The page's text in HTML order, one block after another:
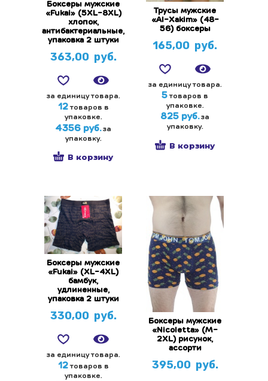
Боксеры мужские
«Fukai» (5XL-8XL)
хлопок,
антибактериальные,
упаковка 2 штуки
363,00 руб.
за единицу товара.
12товаров в
упаковке.
4356 руб.за
упаковку.
В корзину
Трусы мужские
«Al-Xakim» (48-
56) боксеры
165,00 руб.
за единицу товара.
5товаров в
упаковке.
825 руб.за
упаковку.
В корзину
Боксеры мужские
«Fukai» (XL-4XL)
бамбук,
удлиненные,
упаковка 2 штуки
330,00 руб.
за единицу товара.
12товаров в
упаковке.
Боксеры мужские
«Nicoletta» (M-
2XL) рисунок,
ассорти
395,00 руб.